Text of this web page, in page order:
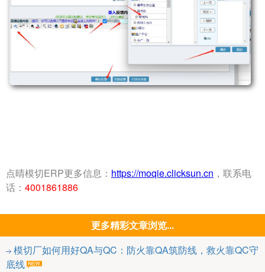
点晴模切ERP更多信息： https://moqie.clicksun.cn ，联系电
话： 4001861886
更多精彩文章浏览...
模切厂如何用好QA与QC：防火靠QA筑防线，救火靠QC守
底线